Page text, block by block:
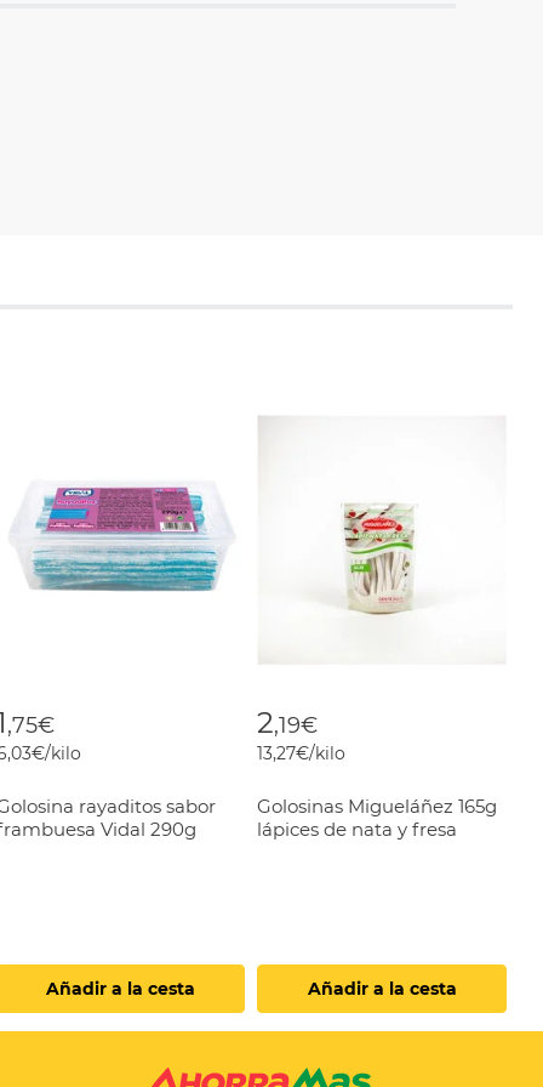
,75€
kilo
rayaditos sabor
Vidal 290g
Añadir a la cesta
2,19€
13,27€/kilo
Golosinas Migueláñez 165g
lápices de nata y fresa
Añadir a la cesta